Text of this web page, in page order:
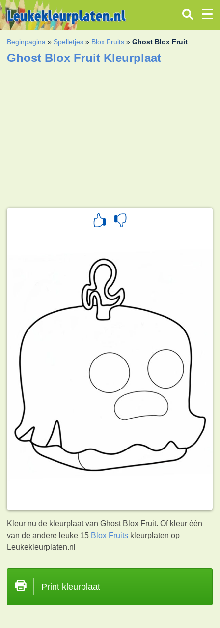
Beginpagina » Spelletjes » Blox Fruits »Ghost Blox Fruit
Ghost Blox Fruit Kleurplaat
Kleur nu de kleurplaat van Ghost Blox Fruit. Of kleur één
van de andere leuke 15 Blox Fruits kleurplaten op
Leukekleurplaten.nl
Print kleurplaat